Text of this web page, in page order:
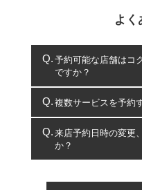
よく
予約可能な店舗はコ
ですか？
コクピット・タイヤ
複数サービスを予約
複数サービスのご予
一部の商品・サービスの
出来ないものもございま
来店予約日時の変更
か？